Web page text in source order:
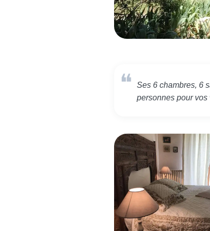
Ses 6 chambres, 6
personnes pour vos